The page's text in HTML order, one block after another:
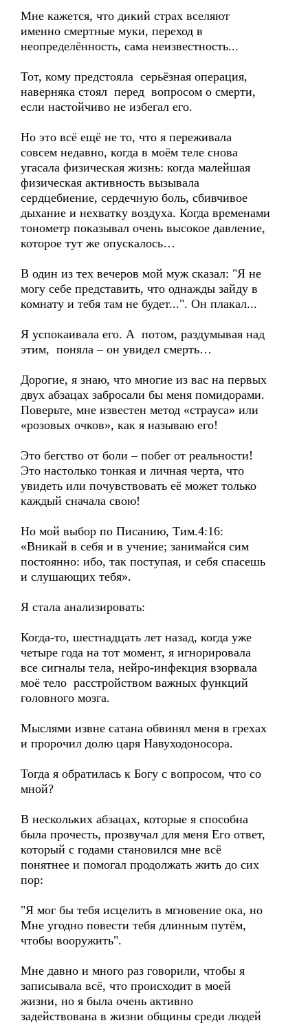
Мне кажется, что дикий страх вселяют
именно смертные муки, переход в
неопределённость, сама неизвестность...
Тот, кому предстояла серьёзная операция,
наверняка стоял перед вопросом о смерти,
если настойчиво не избегал его.
Но это всё ещё не то, что я переживала
совсем недавно, когда в моём теле снова
угасала физическая жизнь: когда малейшая
физическая активность вызывала
сердцебиение, сердечную боль, сбивчивое
дыхание и нехватку воздуха. Когда временами
тонометр показывал очень высокое давление,
которое тут же опускалось…
В один из тех вечеров мой муж сказал: "Я не
могу себе представить, что однажды зайду в
комнату и тебя там не будет...". Он плакал...
Я успокаивала его. А потом, раздумывая над
этим, поняла – он увидел смерть…
Дорогие, я знаю, что многие из вас на первых
двух абзацах забросали бы меня помидорами.
Поверьте, мне известен метод «страуса» или
«розовых очков», как я называю его!
Это бегство от боли – побег от реальности!
Это настолько тонкая и личная черта, что
увидеть или почувствовать её может только
каждый сначала свою!
Но мой выбор по Писанию, Тим.4:16:
«Вникай в себя и в учение; занимайся сим
постоянно: ибо, так поступая, и себя спасешь
и слушающих тебя».
Я стала анализировать:
Когда-то, шестнадцать лет назад, когда уже
четыре года на тот момент, я игнорировала
все сигналы тела, нейро-инфекция взорвала
моё тело расстройством важных функций
головного мозга.
Мыслями извне сатана обвинял меня в грехах
и пророчил долю царя Навуходоносора.
Тогда я обратилась к Богу с вопросом, что со
мной?
В нескольких абзацах, которые я способна
была прочесть, прозвучал для меня Его ответ,
который с годами становился мне всё
понятнее и помогал продолжать жить до сих
пор:
"Я мог бы тебя исцелить в мгновение ока, но
Мне угодно повести тебя длинным путём,
чтобы вооружить".
Мне давно и много раз говорили, чтобы я
записывала всё, что происходит в моей
жизни, но я была очень активно
задействована в жизни общины среди людей